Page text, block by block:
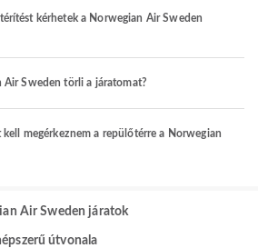
kérhetek a Norwegian Air Sweden
Sweden törli a járatomat?
megérkeznem a repülőtérre a Norwegian
Air Sweden járatok
útvonala